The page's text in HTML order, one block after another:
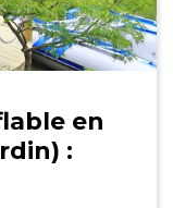
en
: